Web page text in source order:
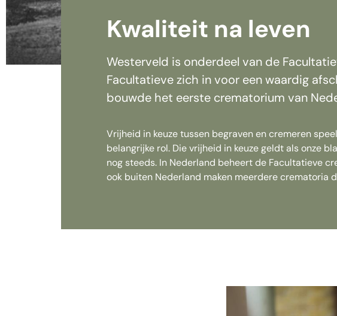
Kwaliteit na leven
Westerveld is onderdeel van de
Facultatieve zich in voor een waardig
bouwde het eerste crematorium van
Vrijheid in keuze tussen begraven en cremeren
belangrijke rol. Die vrijheid in keuze geldt als onze
nog steeds. In Nederland beheert de Facultatieve
ook buiten Nederland maken meerdere crematoria